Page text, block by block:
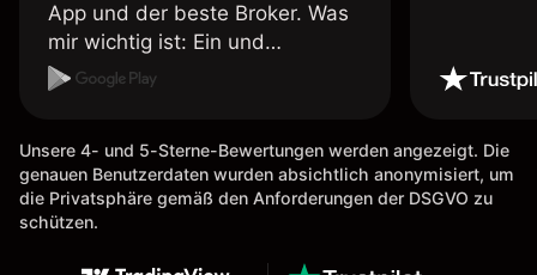
App und der beste Broker. Was
mir wichtig ist: Ein und
Auszahlungen per Kreditkarte
möglich. Berichte, Auszüge OK.
Eine Diagrammfunktion wie es
bei Naga ist wäre
Unsere 4- und 5-Sterne-Bewertungen werden angezeigt. Die
genauen Benutzerdaten wurden absichtlich anonymisiert, um
die Privatsphäre gemäß den Anforderungen der DSGVO zu
schützen.